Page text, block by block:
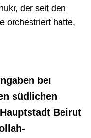
der seit den
orchestriert hatte,
bei
südlichen
Beirut